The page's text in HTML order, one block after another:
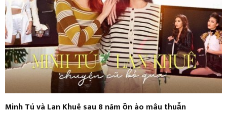
Minh Tú và Lan Khuê sau 8 năm ồn ào mâu thuẫn